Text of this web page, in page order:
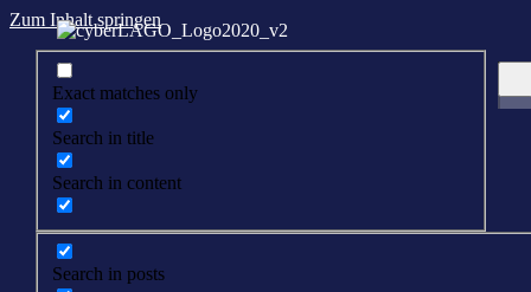
Zum Inhalt springen
Exact matches only
Search in title
Search in content
Search in posts